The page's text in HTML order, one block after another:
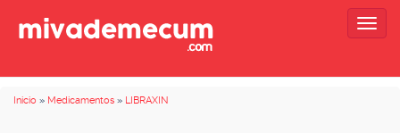
Inicio » Medicamentos » LIBRAXIN